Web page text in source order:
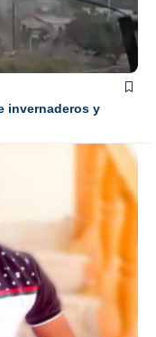
invernaderos y